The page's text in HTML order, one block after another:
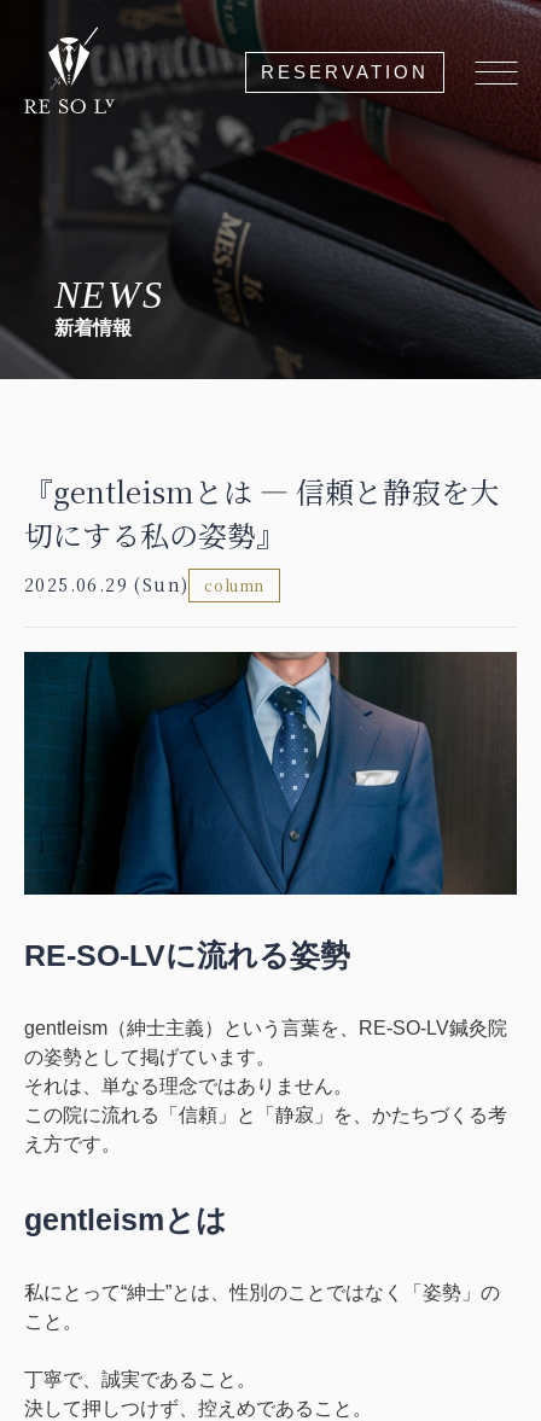
RESERVATION
NEWS
新着情報
『gentleismとは ― 信頼と静寂を大
切にする私の姿勢』
2025.06.29 (Sun) column
RE-SO-LVに流れる姿勢
gentleism（紳士主義）という言葉を、RE-SO-LV鍼灸院
の姿勢として掲げています。
それは、単なる理念ではありません。
この院に流れる「信頼」と「静寂」を、かたちづくる考
え方です。
gentleismとは
私にとって“紳士”とは、性別のことではなく「姿勢」の
こと。
丁寧で、誠実であること。
決して押しつけず、控えめであること。